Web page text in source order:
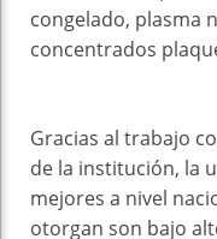
congelado, plasma
concentrados
Gracias al trabajo
de la institución, la
mejores a nivel
otorgan son bajo